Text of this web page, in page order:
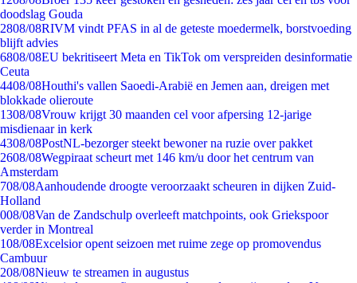
doodslag Gouda
2808/08RIVM vindt PFAS in al de geteste moedermelk, borstvoeding
blijft advies
6808/08EU bekritiseert Meta en TikTok om verspreiden desinformatie
Ceuta
4408/08Houthi's vallen Saoedi-Arabië en Jemen aan, dreigen met
blokkade olieroute
1308/08Vrouw krijgt 30 maanden cel voor afpersing 12-jarige
misdienaar in kerk
4308/08PostNL-bezorger steekt bewoner na ruzie over pakket
2608/08Wegpiraat scheurt met 146 km/u door het centrum van
Amsterdam
708/08Aanhoudende droogte veroorzaakt scheuren in dijken Zuid-
Holland
008/08Van de Zandschulp overleeft matchpoints, ook Griekspoor
verder in Montreal
108/08Excelsior opent seizoen met ruime zege op promovendus
Cambuur
208/08Nieuw te streamen in augustus